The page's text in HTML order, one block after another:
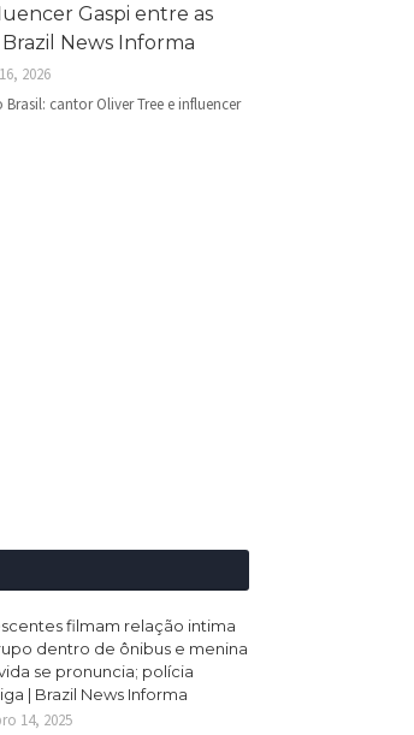
Gaspi entre as
News Informa
2026
cantor Oliver Tree e influencer
filmam relação intima
dentro de ônibus e menina
se pronuncia; polícia
| Brazil News Informa
14, 2025